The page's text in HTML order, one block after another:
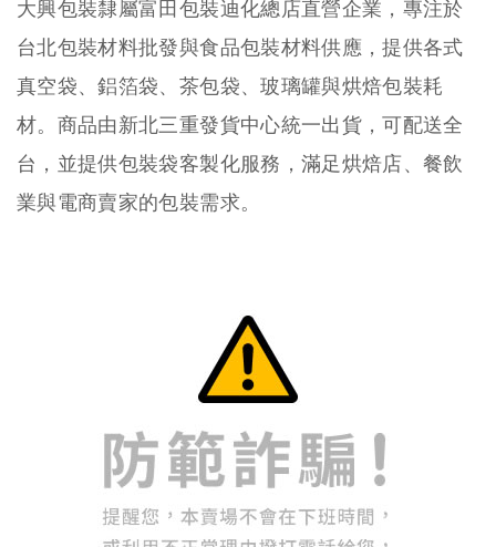
大興包裝隸屬富田包裝迪化總店直營企業，專注於
台北包裝材料批發與食品包裝材料供應，提供各式
真空袋、鋁箔袋、茶包袋、玻璃罐與烘焙包裝耗
材。商品由新北三重發貨中心統一出貨，可配送全
台，並提供包裝袋客製化服務，滿足烘焙店、餐飲
業與電商賣家的包裝需求。